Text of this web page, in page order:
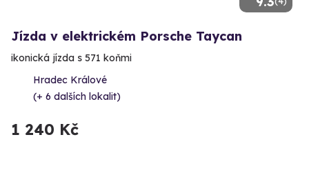
Jízda v elektrickém Porsche Taycan
ikonická jízda s 571 koňmi
Hradec Králové
(+ 6 dalších lokalit)
1 240 Kč